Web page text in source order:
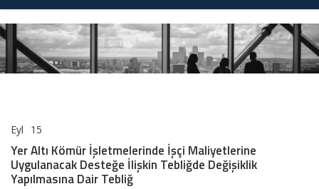
Eyl 15
Kömür
İşletmelerinde
İşçi
Yer Altı Kömür İşletmelerinde İşçi Maliyetlerine
Uygulanacak Desteğe İlişkin Tebliğde Değişiklik
Yapılmasına Dair Tebliğ